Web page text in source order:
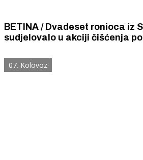
BETINA / Dvadeset ronioca iz
sudjelovalo u akciji čišćenja
07. Kolovoz